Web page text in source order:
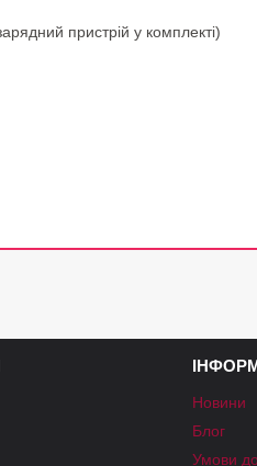
пристрій у комплекті)
Новини
Блог
Умови